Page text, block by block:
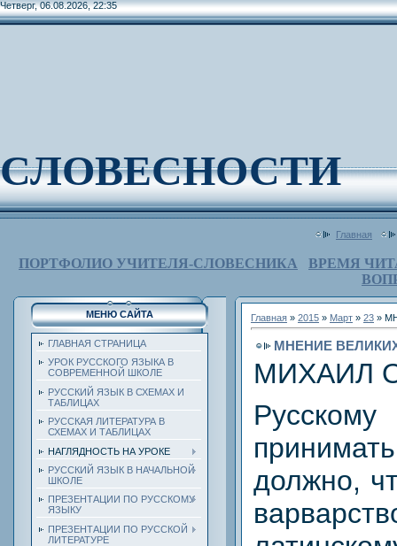
Четверг, 06.08.2026, 22:35
СЛОВЕСНОСТИ
Главная
ПОРТФОЛИО УЧИТЕЛЯ-СЛОВЕСНИКА
ВРЕМЯ
МЕНЮ САЙТА
ГЛАВНАЯ СТРАНИЦА
УРОК РУССКОГО ЯЗЫКА В
СОВРЕМЕННОЙ ШКОЛЕ
РУССКИЙ ЯЗЫК В СХЕМАХ И
ТАБЛИЦАХ
РУССКАЯ ЛИТЕРАТУРА В
СХЕМАХ И ТАБЛИЦАХ
НАГЛЯДНОСТЬ НА УРОКЕ
РУССКИЙ ЯЗЫК В НАЧАЛЬНОЙ
ШКОЛЕ
ПРЕЗЕНТАЦИИ ПО РУССКОМУ
ЯЗЫКУ
ПРЕЗЕНТАЦИИ ПО РУССКОЙ
ЛИТЕРАТУРЕ
Главная » 2015 » Март » 23 »
МНЕНИЕ
МИХАИЛ
должно,